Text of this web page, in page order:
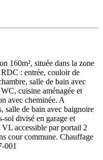
160m², située dans la zone
: entrée, couloir de
salle de bain avec
cuisine aménagée et
avec cheminée. A
salle de bain avec baignoire
sol divisé en garage et
accessible par portail 2
cour commune. Chauffage
001